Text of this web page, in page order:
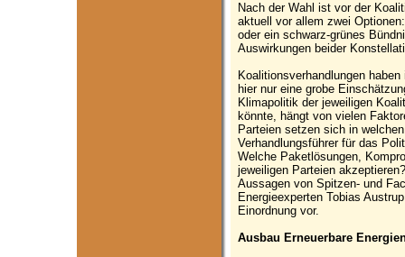
Nach der Wahl ist vor der
aktuell vor allem zwei
oder ein schwarz-grünes
Auswirkungen beider
Koalitionsverhandlungen
hier nur eine grobe
Klimapolitik der jeweiligen
könnte, hängt von vielen
Parteien setzen sich in
Verhandlungsführer für das
Welche Paketlösungen,
jeweiligen Parteien
Aussagen von Spitzen- und
Energieexperten Tobias
Einordnung vor.
Ausbau Erneuerbare